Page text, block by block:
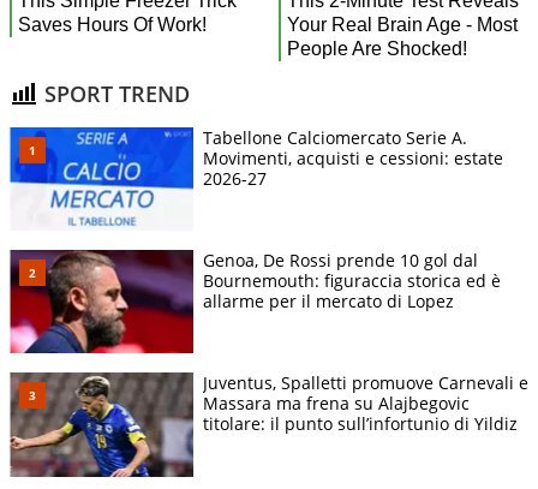
SPORT TREND
Tabellone Calciomercato Serie A.
Movimenti, acquisti e cessioni: estate
2026-27
Genoa, De Rossi prende 10 gol dal
Bournemouth: figuraccia storica ed è
allarme per il mercato di Lopez
Juventus, Spalletti promuove Carnevali e
Massara ma frena su Alajbegovic
titolare: il punto sull’infortunio di Yildiz